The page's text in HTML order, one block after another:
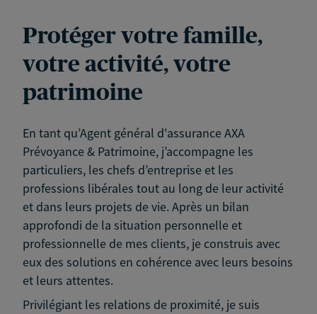
Protéger votre famille,
votre activité, votre
patrimoine
En tant qu’Agent général d'assurance AXA
Prévoyance & Patrimoine, j’accompagne les
particuliers, les chefs d’entreprise et les
professions libérales tout au long de leur activité
et dans leurs projets de vie. Après un bilan
approfondi de la situation personnelle et
professionnelle de mes clients, je construis avec
eux des solutions en cohérence avec leurs besoins
et leurs attentes.
Privilégiant les relations de proximité, je suis